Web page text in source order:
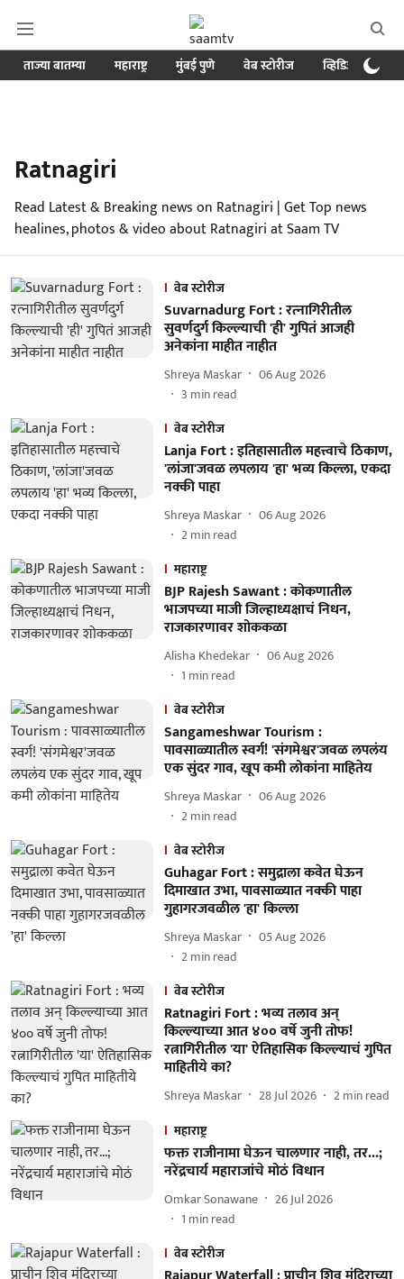
ताज्या बातम्या महाराष्ट्र मुंबई पुणे वेब स्टोरीज व्हिडिओ
Ratnagiri
Read Latest & Breaking news on Ratnagiri | Get Top news
healines, photos & video about Ratnagiri at Saam TV
वेब स्टोरीज
Suvarnadurg Fort : रत्‍नागिरीतील
सुवर्णदुर्ग किल्ल्याची 'ही' गुपितं आजही
अनेकांना माहीत नाहीत
Shreya Maskar
06 Aug 2026
3 min read
वेब स्टोरीज
Lanja Fort : इतिहासातील महत्त्वाचे ठिकाण,
'लांजा'जवळ लपलाय 'हा' भव्य किल्ला, एकदा
नक्की पाहा
Shreya Maskar
06 Aug 2026
2min read
महाराष्ट्र
BJP Rajesh Sawant : कोकणातील
भाजपच्या माजी जिल्हाध्यक्षाचं निधन,
राजकारणावर शोककळा
Alisha Khedekar
06 Aug 2026
1 min read
वेब स्टोरीज
Sangameshwar Tourism :
पावसाळ्यातील स्वर्ग! 'संगमेश्वर'जवळ लपलंय
एक सुंदर गाव, खूप कमी लोकांना माहितेय
Shreya Maskar
06 Aug 2026
2min read
वेब स्टोरीज
Guhagar Fort : समुद्राला कवेत घेऊन
दिमाखात उभा, पावसाळ्यात नक्की पाहा
गुहागरजवळील 'हा' किल्ला
Shreya Maskar
05 Aug 2026
2min read
वेब स्टोरीज
Ratnagiri Fort : भव्य तलाव अन्
किल्ल्याच्या आत ४०० वर्षे जुनी तोफ!
रत्नागिरीतील 'या' ऐतिहासिक किल्ल्याचं गुपित
माहितीये का?
Shreya Maskar 28 Jul 2026 2min read
महाराष्ट्र
फक्त राजीनामा घेऊन चालणार नाही, तर...;
नरेंद्रचार्य महाराजांचे मोठं विधान
Omkar Sonawane
26 Jul 2026
1 min read
वेब स्टोरीज